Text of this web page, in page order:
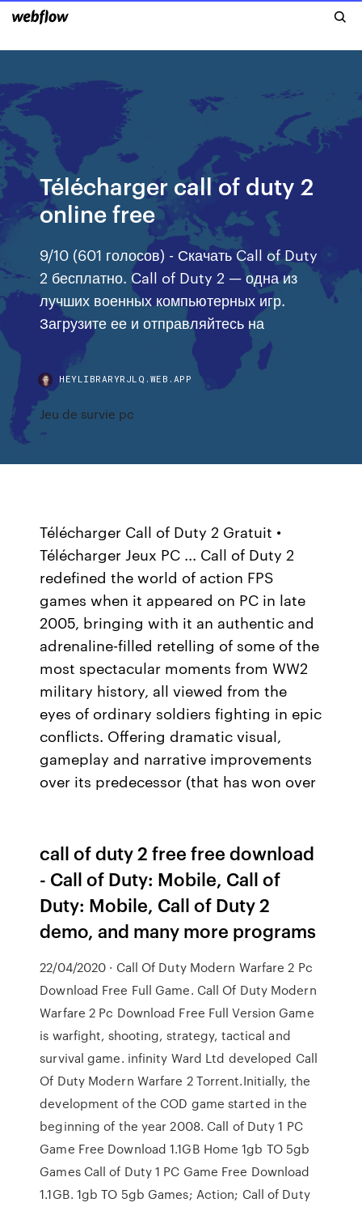
Télécharger call of duty 2
online free
9/10 (601 голосов) - Скачать Call of Duty
2 бесплатно. Call of Duty 2 — одна из
лучших военных компьютерных игр.
Загрузите ее и отправляйтесь на
HEYLIBRARYRJLQ.WEB.APP
Jeu de survie pc
Télécharger Call of Duty 2 Gratuit •
Télécharger Jeux PC ... Call of Duty 2
redefined the world of action FPS
games when it appeared on PC in late
2005, bringing with it an authentic and
adrenaline-filled retelling of some of the
most spectacular moments from WW2
military history, all viewed from the
eyes of ordinary soldiers fighting in epic
conflicts. Offering dramatic visual,
gameplay and narrative improvements
over its predecessor (that has won over
call of duty 2 free free download
- Call of Duty: Mobile, Call of
Duty: Mobile, Call of Duty 2
demo, and many more programs
22/04/2020 · Call Of Duty Modern Warfare 2 Pc
Download Free Full Game. Call Of Duty Modern
Warfare 2 Pc Download Free Full Version Game
is warfight, shooting, strategy, tactical and
survival game. infinity Ward Ltd developed Call
Of Duty Modern Warfare 2 Torrent.Initially, the
development of the COD game started in the
beginning of the year 2008. Call of Duty 1 PC
Game Free Download 1.1GB Home 1gb TO 5gb
Games Call of Duty 1 PC Game Free Download
1.1GB. 1gb TO 5gb Games; Action; Call of Duty